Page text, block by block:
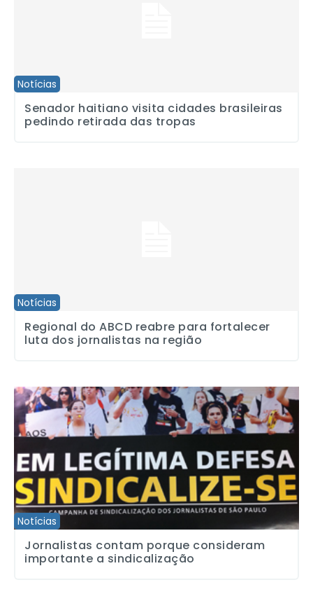
Notícias
Senador haitiano visita cidades brasileiras
pedindo retirada das tropas
Notícias
Regional do ABCD reabre para fortalecer
luta dos jornalistas na região
Notícias
Jornalistas contam porque consideram importante a
Jornalistas contam porque consideram
importante a sindicalização